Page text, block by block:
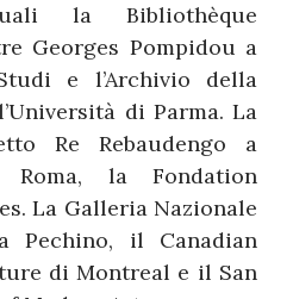
la Bibliothèque
Georges Pompidou a
e l’Archivio della
di Parma. La
Re Rebaudengo a
la Fondation
La Galleria Nazionale
Pechino, il Canadian
di Montreal e il San